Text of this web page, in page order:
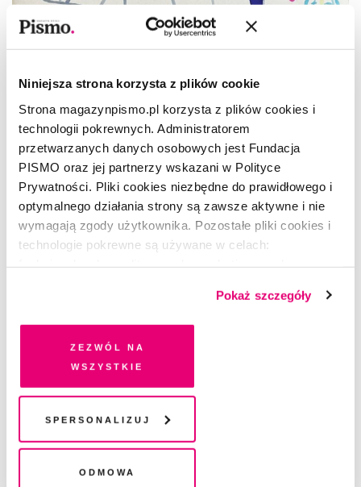
Niniejsza strona korzysta z plików cookie
Strona magazynpismo.pl korzysta z plików cookies i
technologii pokrewnych. Administratorem
przetwarzanych danych osobowych jest Fundacja
PISMO oraz jej partnerzy wskazani w Polityce
Prywatności. Pliki cookies niezbędne do prawidłowego i
optymalnego działania strony są zawsze aktywne i nie
wymagają zgody użytkownika. Pozostałe pliki cookies i
technologie pokrewne są używane w celach:
dobrowolną zgodę na pliki cookies i technologie
pokrewne, zgadzasz się na przechowywanie informacji
na Twoim urządzeniu końcowym lub dostęp do niego i
przetwarzanie danych. Zgodę na wszystkie lub niektóre
chwili wycofać lub ponowić w zakładce "Ustawienia
plików cookie". Wycofanie zgody nie wpływa na
legalność przetwarzania danych przed jej wycofaniem
Pokaż szczegóły
Zezwól na
wszystkie
Spersonalizuj
Odmowa
OPOWIADANIE